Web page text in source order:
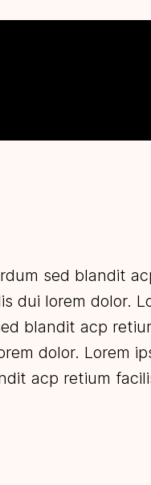
sed blandit
dui lorem dolor.
blandit acp
dolor. Lorem
acp retium